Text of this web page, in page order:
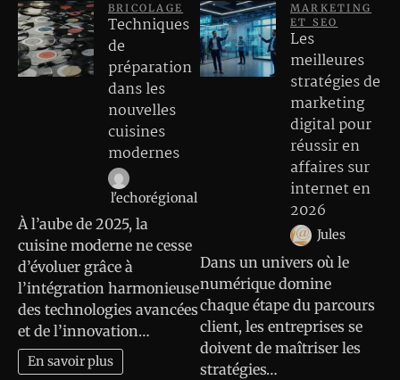
BRICOLAGE
Techniques
de
préparation
dans les
nouvelles
cuisines
modernes
l'echorégional
À l’aube de 2025, la
cuisine moderne ne cesse
d’évoluer grâce à
l’intégration harmonieuse
des technologies avancées
et de l’innovation…
En savoir plus
MARKETING
ET SEO
Les
meilleures
stratégies de
marketing
digital pour
réussir en
affaires sur
internet en
2026
Jules
Dans un univers où le
numérique domine
chaque étape du parcours
client, les entreprises se
doivent de maîtriser les
stratégies…